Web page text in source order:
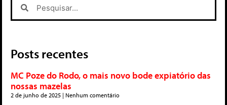
Posts recentes
MC Poze do Rodo, o mais novo bode expiatório das
nossas mazelas
2 de junho de 2025 Nenhum comentário